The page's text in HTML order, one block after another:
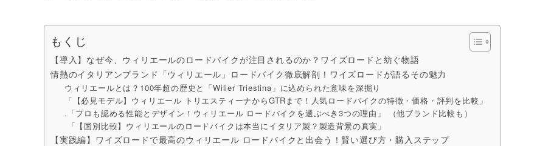
もくじ
【導入】なぜ今、ウィリエールのロードバイクが注目されるのか？ワイズロードと紡ぐ物語
情熱のイタリアンブランド「ウィリエール」ロードバイク徹底解剖！ワイズロードが語るその魅力
ウィリエールとは？100年超の歴史と「Wilier Triestina」に込められた意味を深掘り
「【必見モデル】ウィリエール トリエスティーナからGTRまで！人気ロードバイクの特徴・価格・評判を比較」
.「プロも認める性能とデザイン！ウィリエール ロードバイクを選ぶべき3つの理由」 （他ブランド比較も）
「【国別比較】ウィリエールのロードバイクは本当にイタリア製？製造背景の真実」
【実践編】ワイズロードで最高のウィリエール ロードバイクと出会う！賢い選び方・購入ステップ